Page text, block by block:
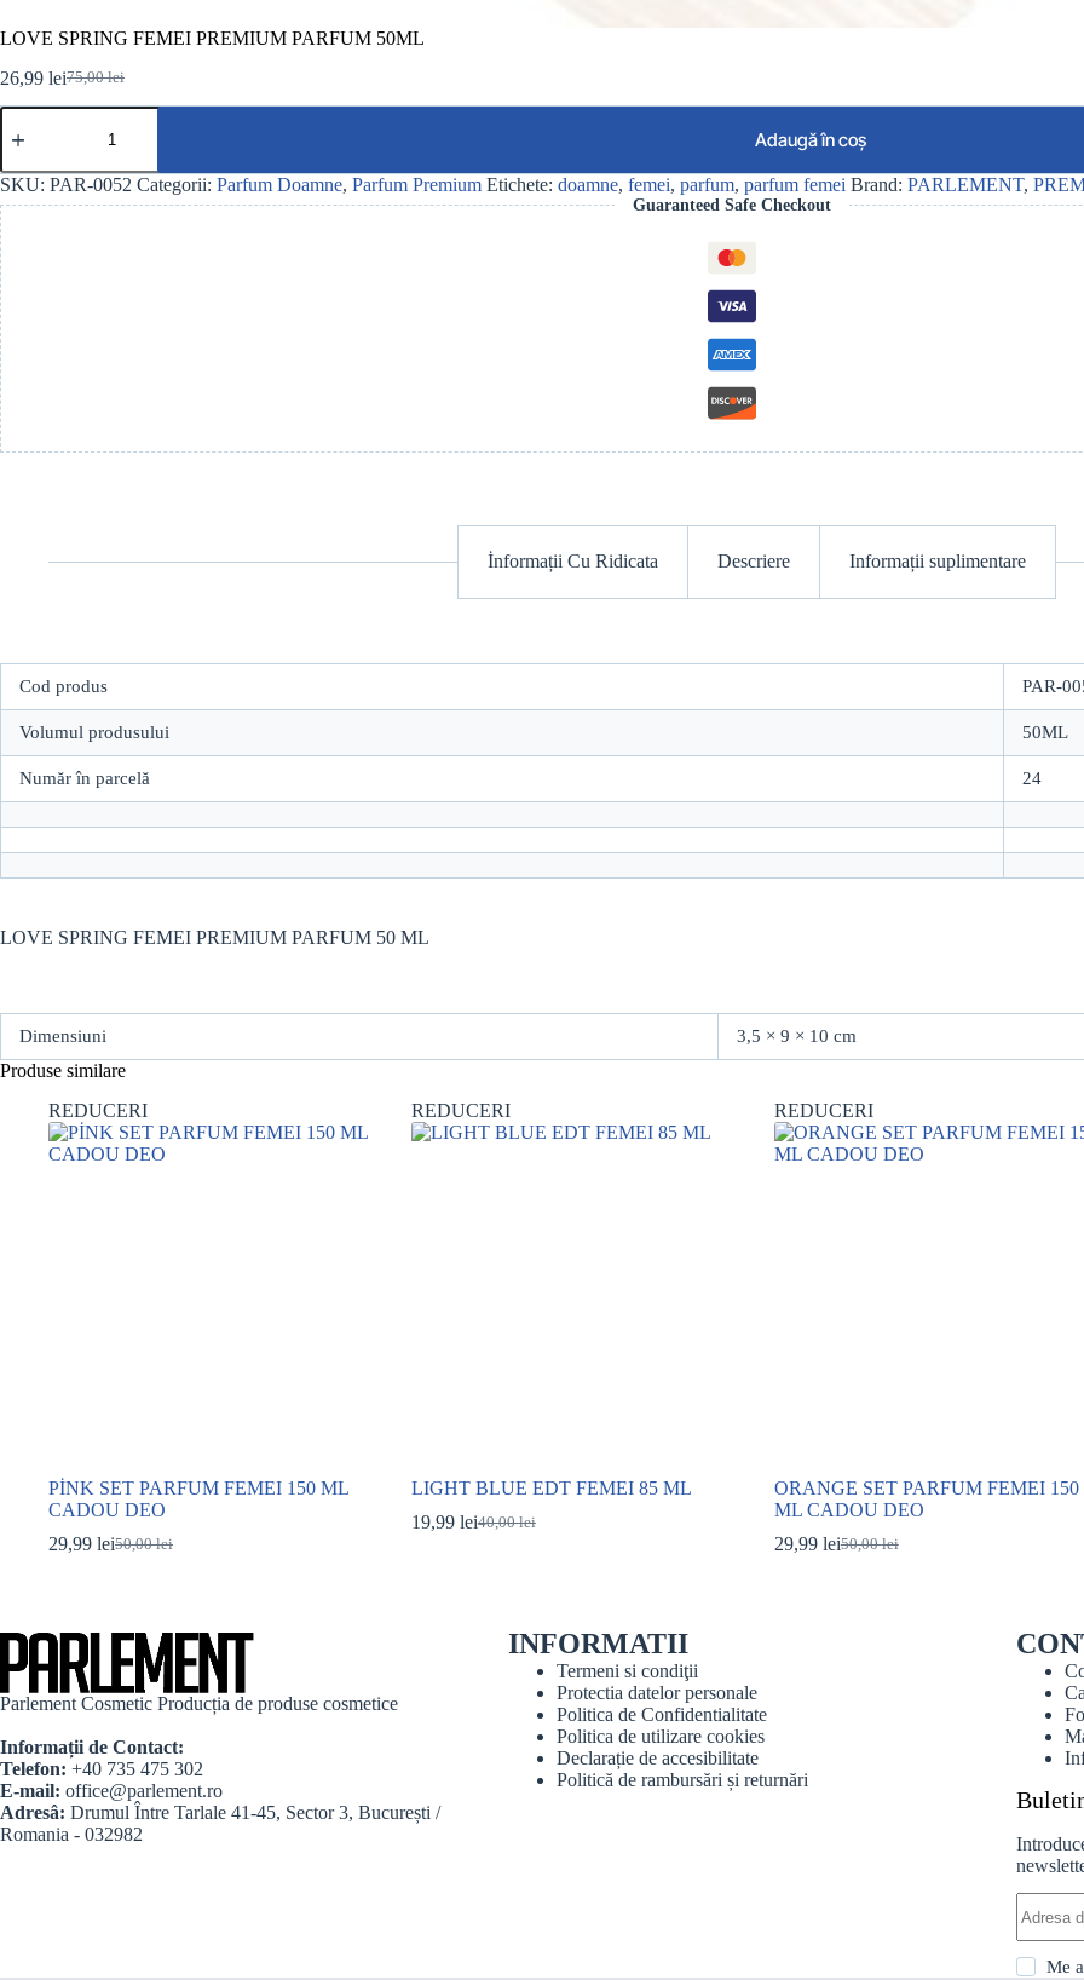
LOVE SPRING FEMEI PREMIUM PARFUM 50ML
75,00lei
Prețul
inițial
75,00 lei.
26,99 leiPrețul
curent
26,99 lei.
Cantitate
LOVE
FEMEI
PREMIUM
PARFUM
50ML
Adaugă în coș
SKU: PAR-0052 Categorii: Parfum Doamne, Parfum Premium Etichete: doamne, femei, parfum, parfum femei Brand: PARLEMENT,
Guaranteed Safe Checkout
İnformații Cu Ridicata Descriere Informații suplimentare
Cod produs PAR-
Volumul produsului 50ML
Număr în parcelă 24
LOVE SPRING FEMEI PREMIUM PARFUM 50 ML
Dimensiuni 3,5 × 9 × 10 cm
Produse similare
REDUCERI
PİNK SET PARFUM FEMEI 150 ML
CADOU DEO
50,00lei
Prețul
50,00 lei.
29,99 leiPrețul
REDUCERI
LIGHT BLUE EDT FEMEI 85 ML
40,00lei
Prețul
19,99 leiPrețul
REDUCERI
ORANGE SET PARFUM FEMEI 150
ML CADOU DEO
50,00lei
Prețul
29,99 leiPrețul
Parlement Cosmetic Producția de produse cosmetice
Informații de Contact:
Telefon: +40 735 475 302
E-mail: office@parlement.ro
Adresâ: Drumul Între Tarlale 41-45, Sector 3, București /
Romania - 032982
INFORMATII
Termeni si condiţii
Protectia datelor personale
Politica de Confidentialitate
Politica de utilizare cookies
Declarație de accesibilitate
Politică de rambursări și returnări
Me